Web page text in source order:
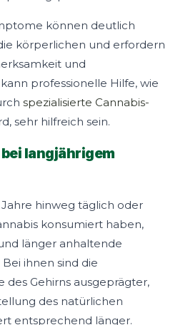
können deutlich
körperlichen und erfordern
und
professionelle Hilfe, wie
spezialisierte Cannabis-
sehr hilfreich sein.
langjährigem
hinweg täglich oder
konsumiert haben,
länger anhaltende
ihnen sind die
des Gehirns ausgeprägter,
des natürlichen
entsprechend länger.